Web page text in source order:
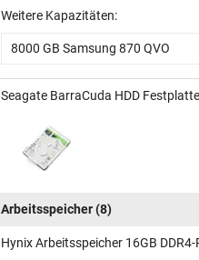
Weitere Kapazitäten:
8000 GB Samsung 870 QVO
Seagate BarraCuda HDD
Arbeitsspeicher(8)
Hynix Arbeitsspeicher 16GB